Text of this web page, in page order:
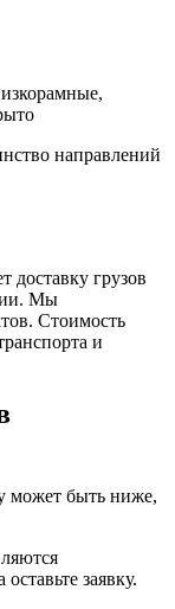
направлений
доставку грузов
Мы
Стоимость
и
может быть ниже,
заявку.